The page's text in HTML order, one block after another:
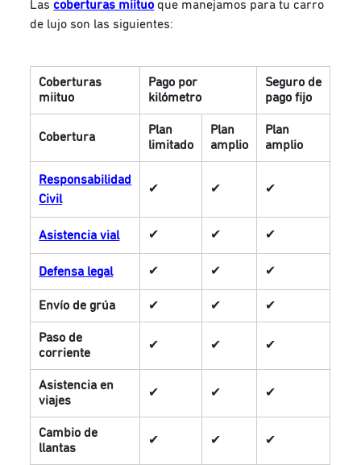
Lascoberturas miituo que manejamos para tu carro
de lujo son las siguientes:
Coberturas
miituo
Pago por
kilómetro
Seguro de
pago fijo
Cobertura
Plan
limitado
Plan
amplio
Plan
amplio
Responsabilidad
Civil
✔ ✔ ✔
Asistencia vial ✔ ✔ ✔
Defensa legal ✔ ✔ ✔
Envío de grúa ✔ ✔ ✔
Paso de
corriente
✔ ✔ ✔
Asistencia en
viajes
✔ ✔ ✔
Cambio de
llantas
✔ ✔ ✔